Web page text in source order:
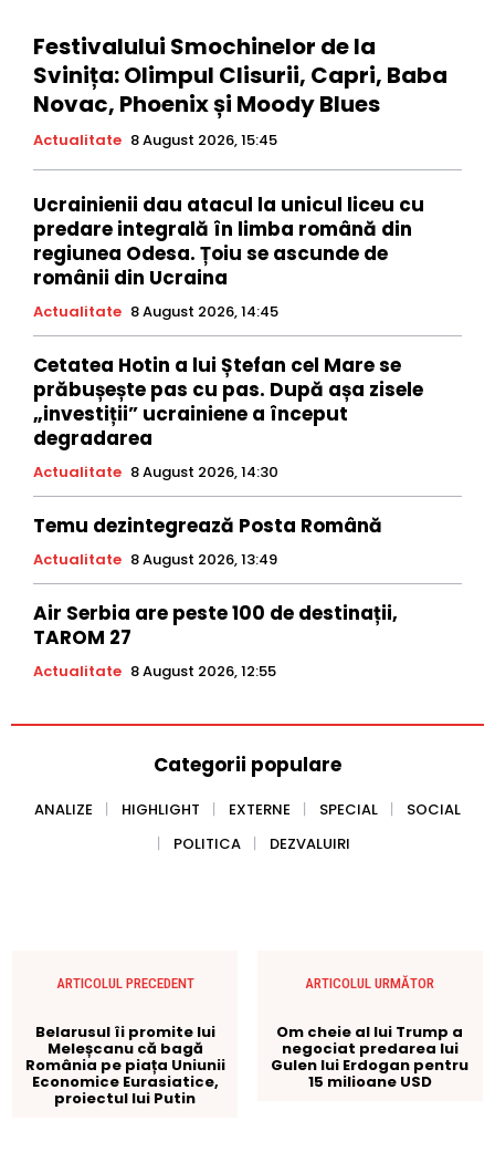
Festivalului Smochinelor de la
Svinița: Olimpul Clisurii, Capri, Baba
Novac, Phoenix și Moody Blues
Actualitate 8 August 2026, 15:45
Ucrainienii dau atacul la unicul liceu cu
predare integrală în limba română din
regiunea Odesa. Țoiu se ascunde de
românii din Ucraina
Actualitate 8 August 2026, 14:45
Cetatea Hotin a lui Ștefan cel Mare se
prăbușește pas cu pas. După așa zisele
„investiții” ucrainiene a început
degradarea
Actualitate 8 August 2026, 14:30
Temu dezintegrează Posta Română
Actualitate 8 August 2026, 13:49
Air Serbia are peste 100 de destinații,
TAROM 27
Actualitate 8 August 2026, 12:55
Categorii populare
ANALIZE HIGHLIGHT EXTERNE SPECIAL
SOCIAL
POLITICA
DEZVALUIRI
ARTICOLUL PRECEDENT
Belarusul îi promite lui
Meleșcanu că bagă
România pe piața Uniunii
Economice Eurasiatice,
proiectul lui Putin
ARTICOLUL URMĂTOR
Om cheie al lui Trump a
negociat predarea lui
Gulen lui Erdogan pentru
15 milioane USD